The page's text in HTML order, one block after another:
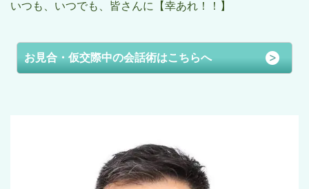
いつも、いつでも、皆さんに【幸あれ！！】
お見合・仮交際中の会話術はこちらへ